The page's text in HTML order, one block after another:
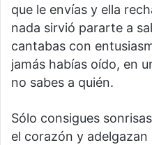
que le envías y ella
nada sirvió pararte a
cantabas con
jamás habías oído, en
no sabes a quién.
Sólo consigues
el corazón y